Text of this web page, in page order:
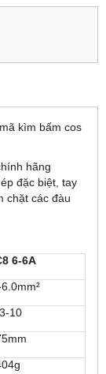
kìm bấm cos
hãng
đặc biệt, tay
chặt các đàu
6-6A
10